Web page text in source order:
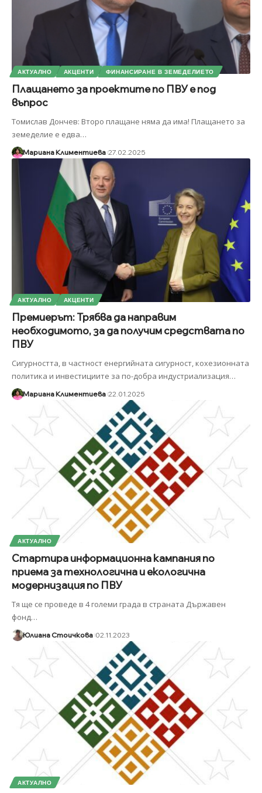
АКТУАЛНО АКЦЕНТИ ФИНАНСИРАНЕ В ЗЕМЕДЕЛИЕТО
Плащането за проектите по ПВУ е под
въпрос
Томислав Дончев: Второ плащане няма да има! Плащането за
земеделие е едва…
Мариана Климентиева 27.02.2025
АКТУАЛНО АКЦЕНТИ
Премиерът: Трябва да направим
необходимото, за да получим средствата по
ПВУ
Сигурността, в частност енергийната сигурност, кохезионната
политика и инвестициите за по-добра индустриализация…
Мариана Климентиева 22.01.2025
АКТУАЛНО
Стартира информационна кампания по
приема за технологична и екологична
модернизация по ПВУ
Тя ще се проведе в 4 големи града в страната Държавен
фонд…
Юлиана Стоичкова 02.11.2023
АКТУАЛНО